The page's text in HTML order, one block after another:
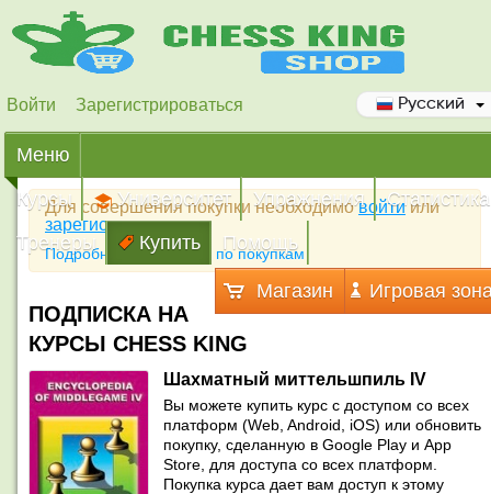
Войти Зарегистрироваться Русский
Меню
Курсы
Университет Упражнения
Статистика
Тренеры
Купить Помощь
Магазин Игровая
Для совершения покупки необходимовойтиили
зарегистрироваться
Подробная инструкция по покупкам
ПОДПИСКА НА
КУРСЫ CHESS KING
Шахматный миттельшпиль IV
Вы можете купить курс с доступом со всех
платформ (Web, Android, iOS) или обновить
покупку, сделанную в Google Play и App
Store, для доступа со всех платформ.
Покупка курса дает вам доступ к этому